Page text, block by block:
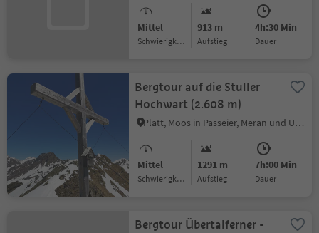
Mittel
Schwierigkeitsgrad
913 m
Aufstieg
4h:30 Min
Dauer
Bergtour auf die Stuller
Hochwart (2.608 m)
Platt, Moos in Passeier, Meran und Umgebung
Mittel
Schwierigkeitsgrad
1291 m
Aufstieg
7h:00 Min
Dauer
Bergtour Übertalferner -